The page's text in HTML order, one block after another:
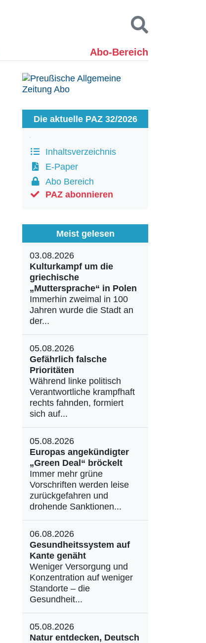
Abo-Bereich
Kontakt
Die aktuelle PAZ 32/2026
Inhaltsverzeichnis
E-Paper
Abo Bereich
PAZ abonnieren
Meist gelesen
03.08.2026
Kulturkampf um die
griechische
„Muttersprache“ in Polen
Immerhin zweimal in 100
Jahren wurde die Stadt an
der...
05.08.2026
Gefährlich falsche
Prioritäten
Während linke politisch
Verantwortliche krampfhaft
rechts fahnden, formiert
sich auf...
05.08.2026
Europas angekündigter
„Green Deal“ bröckelt
Immer mehr grüne
Vorschriften werden leise
zurückgefahren und
drohende Sanktionen...
06.08.2026
Gesundheitssystem auf
Kante genäht
Weniger Versorgung und
Konzentration auf weniger
Standorte – die
Gesundheit...
05.08.2026
Natur entdecken, Deutsch